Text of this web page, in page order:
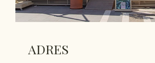
ADRES